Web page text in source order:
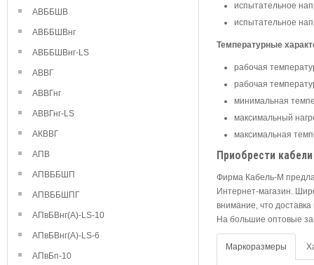
АВББШВ
АВББШВнг
АВББШВнг-LS
АВВГ
АВВГнг
АВВГнг-LS
АКВВГ
АПВ
АПВББШП
АПВББШПГ
АПвБВнг(А)-LS-10
АПвБВнг(А)-LS-6
АПвБп-10
испытательное
испытательное
Температурные
рабочая
рабочая
минимальная
максимальный
максимальная
Приобрести
Фирма Кабель-М
Интернет-магазин.
внимание, что
На большие оптовые
Маркоразмеры